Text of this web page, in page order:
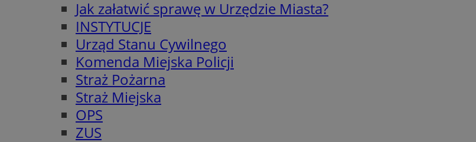
Jak załatwić sprawę w Urzędzie Miasta?
INSTYTUCJE
Urząd Stanu Cywilnego
Komenda Miejska Policji
Straż Pożarna
Straż Miejska
OPS
ZUS